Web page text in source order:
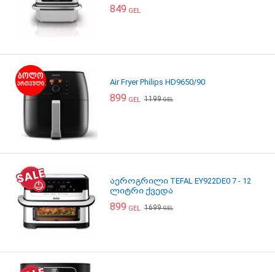
849 GEL
Air Fryer Philips HD9650/90
899 GEL 1199GEL
აეროგრილი TEFAL EY922DE0 7 - 12
ლიტრი ქვედა
899 GEL 1699GEL